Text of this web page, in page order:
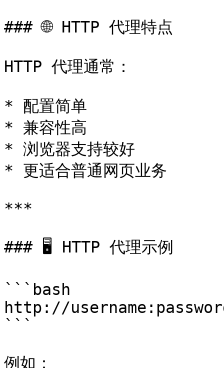
### 🌐 HTTP 代理特点
HTTP 代理通常：
* 配置简单
* 兼容性高
* 浏览器支持较好
* 更适合普通网页业务
***
### 🖥 HTTP 代理示例
```bash
http://
```
例如：